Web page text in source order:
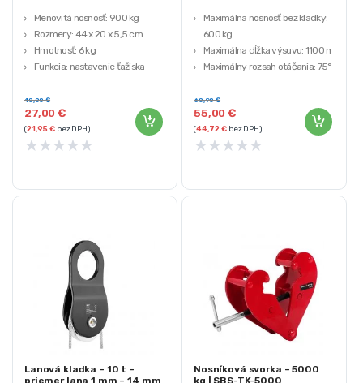
Menovitá nosnosť: 900 kg
Rozmery: 44 x 20 x 5,5 cm
Hmotnosť: 6 kg
Funkcia: nastavenie ťažiska
27,00€
40,00€
(21,95€bez DPH)
★★★★★
Maximálna nosnosť bez kladky:
600 kg
Maximálna dĺžka výsuvu: 1100 mm
Maximálny rozsah otáčania: 75°
Rozmery (DxŠxV): 820 x 100 x 430
mm
55,00€
60,90€
(44,72€bez DPH)
★★★★★
Lanová kladka – 10 t –
priemer lana 1 mm – 14 mm
Nosníková svorka – 5000
kg | SBS-TK-5000